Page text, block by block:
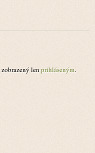
len prihláseným.